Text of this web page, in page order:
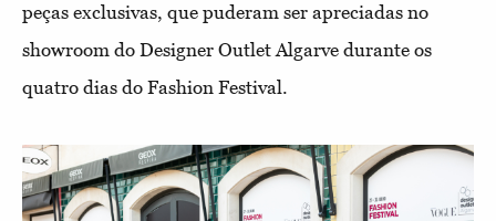
peças exclusivas, que puderam ser apreciadas no
showroom do Designer Outlet Algarve durante os
quatro dias do Fashion Festival.